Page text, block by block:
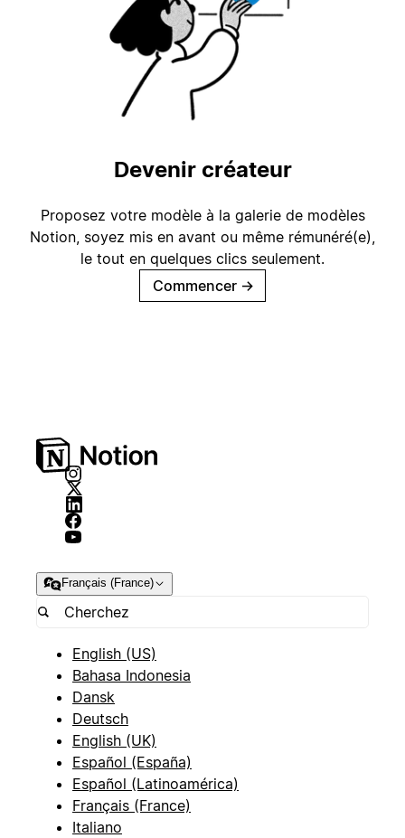
Devenir créateur
Proposez votre modèle à la galerie de modèles
Notion, soyez mis en avant ou même rémunéré(e),
le tout en quelques clics seulement.
Commencer →
Français (France)
English (US)
Bahasa Indonesia
Dansk
Deutsch
English (UK)
Español (España)
Español (Latinoamérica)
Français (France)
Italiano